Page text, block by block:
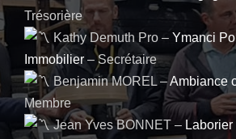
Trésorière
Kathy Demuth Pro – Ymanci
Immobilier – Secrétaire
Benjamin MOREL –Ambiance
Membre
Jean Yves BONNET –